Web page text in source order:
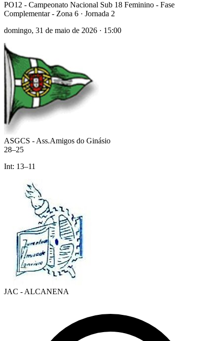
PO12 - Campeonato Nacional Sub 18 Feminino - Fase
Complementar - Zona 6 · Jornada 2
domingo, 31 de maio de 2026 · 15:00
ASGCS - Ass.Amigos do Ginásio
28–25
Int: 13–11
JAC - ALCANENA